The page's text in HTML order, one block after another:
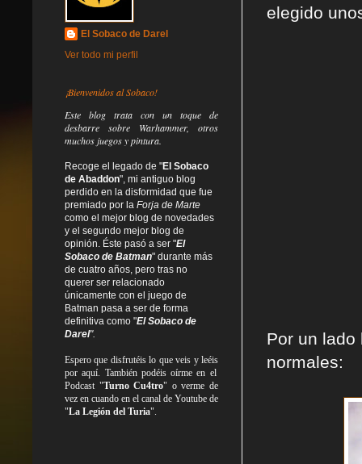
elegido
Por un lado
normales:
El Sobaco de Darel
Ver todo mi perfil
¡Bienvenidos al Sobaco!
Este blog trata con un toque de
desbarre sobre Warhammer, otros
muchos juegos y pintura.
Recoge el legado de "El Sobaco
de Abaddon", mi antiguo blog
perdido en la disformidad que fue
premiado por la Forja de Marte
como el mejor blog de novedades
y el segundo mejor blog de
opinión. Éste pasó a ser "El
Sobaco de Batman" durante más
de cuatro años, pero tras no
querer ser relacionado
únicamente con el juego de
Batman pasa a ser de forma
definitiva como "El Sobaco de
Darel".
Espero que disfrutéis lo queveis yleéis
por aquí. También podéis oírme en el
Podcast "Turno Cu4tro" o verme de
vez en cuando en el canal de Youtube de
"La Legión del Turia".